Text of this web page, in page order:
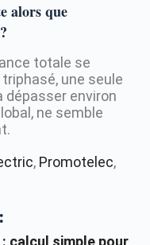
alors que
totale se
une seule
dépasser environ
ne semble
, Promotelec,
calcul simple pour